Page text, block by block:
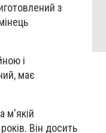
з
і
має
м'якій
Він досить